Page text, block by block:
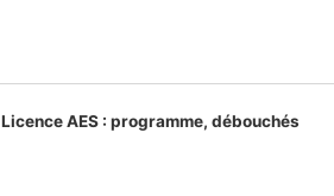
Licence AES : programme, débouchés